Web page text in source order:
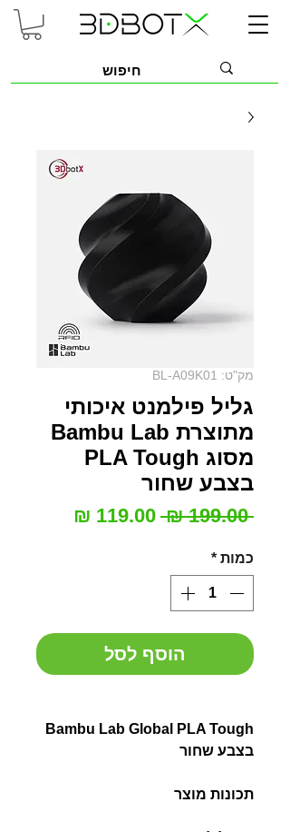
מק"ט: BL-A09K01
גליל פילמנט איכותי
מתוצרת Bambu Lab
מסוג PLA Tough
בצבע שחור
‏199.00 ‏₪
מחיר
כמות *
הוסף לסל
Bambu Lab Global PLA Tough
בצבע שחור
תכונות מוצר